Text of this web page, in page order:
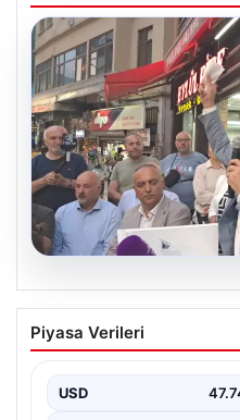
07.08.2026
Gökhan Günaydın:
kaçmasınlar.
{"title": "Gökhan
Piyasa Verileri
USD